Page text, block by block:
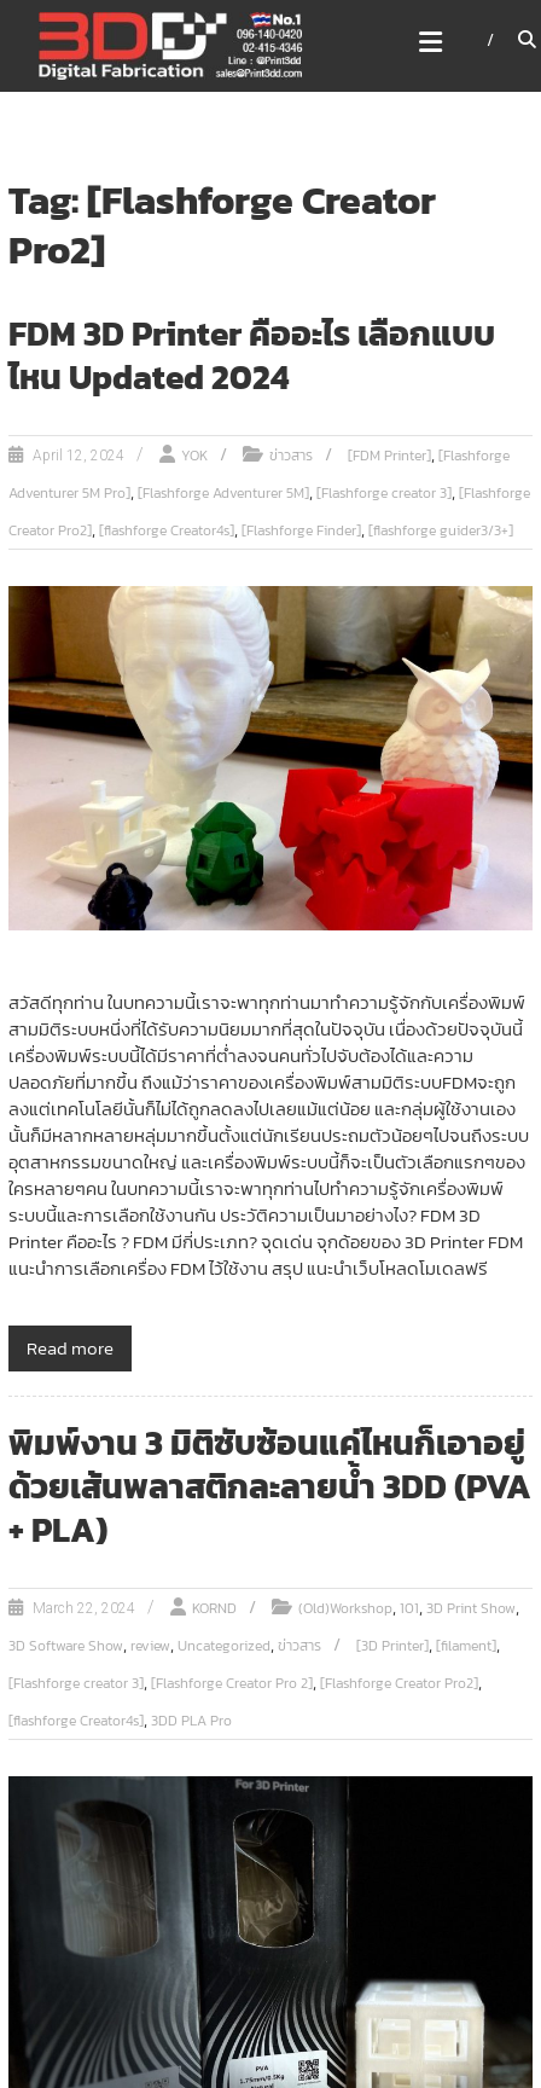
content
3DD DIGITAL FABRICATION
เครื่องพิมพ์3มิติ สแกนเนอร์
เลเซอร์
Tag: [Flashforge Creator
Pro2]
FDM 3D Printer คืออะไร เลือกแบบ
ไหน Updated 2024
April 12, 2024 YOK ข่าวสาร [FDM Printer],[Flashforge
Adventurer 5M Pro],[Flashforge Adventurer 5M],[Flashforge creator 3],[Flashforge
Creator Pro2],[flashforge Creator4s],[Flashforge Finder],[flashforge guider3/3+]
สวัสดีทุกท่าน ในบทความนี้เราจะพาทุกท่านมาทำความรู้จักกับเครื่องพิมพ์
สามมิติระบบหนึ่งที่ได้รับความนิยมมากที่สุดในปัจจุบัน เนื่องด้วยปัจจุบันนี้
เครื่องพิมพ์ระบบนี้ได้มีราคาที่ต่ำลงจนคนทั่วไปจับต้องได้และความ
ปลอดภัยที่มากขึ้น ถึงแม้ว่าราคาของเครื่องพิมพ์สามมิติระบบFDMจะถูก
ลงแต่เทคโนโลยีนั้นก็ไม่ได้ถูกลดลงไปเลยแม้แต่น้อย และกลุ่มผู้ใช้งานเอง
นั้นก็มีหลากหลายหลุ่มมากขึ้นตั้งแต่นักเรียนประถมตัวน้อยๆไปจนถึงระบบ
อุตสาหกรรมขนาดใหญ่ และเครื่องพิมพ์ระบบนี้ก็จะเป็นตัวเลือกแรกๆของ
ใครหลายๆคน ในบทความนี้เราจะพาทุกท่านไปทำความรู้จักเครื่องพิมพ์
ระบบนี้และการเลือกใช้งานกัน ประวัติความเป็นมาอย่างไง? FDM 3D
Printer คืออะไร ? FDM มีกี่ประเภท? จุดเด่น จุกด้อยของ 3D Printer FDM
แนะนำการเลือกเครื่อง FDM ไว้ใช้งาน สรุป แนะนำเว็บโหลดโมเดลฟรี
Read more
พิมพ์งาน 3 มิติซับซ้อนแค่ไหนก็เอาอยู่
ด้วยเส้นพลาสติกละลายน้ำ 3DD (PVA
+ PLA)
March 22, 2024 KORND (Old)Workshop,101,3D Print Show,
3D Software Show, review, Uncategorized,ข่าวสาร [3D Printer],[filament],
[Flashforge creator 3],[Flashforge Creator Pro 2],[Flashforge Creator Pro2],
[flashforge Creator4s],3DD PLA Pro